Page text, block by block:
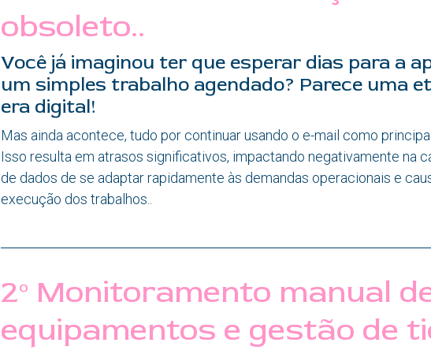
obsoleto..
Você já imaginou ter que esperar dias para a
um simples trabalho agendado? Parece uma
era digital!
Mas ainda acontece, tudo por continuar usando o e-mail como
Isso resulta em atrasos significativos, impactando negativamente na
de dados de se adaptar rapidamente às demandas operacionais e
execução dos trabalhos..
2º Monitoramento manual
equipamentos e gestão de